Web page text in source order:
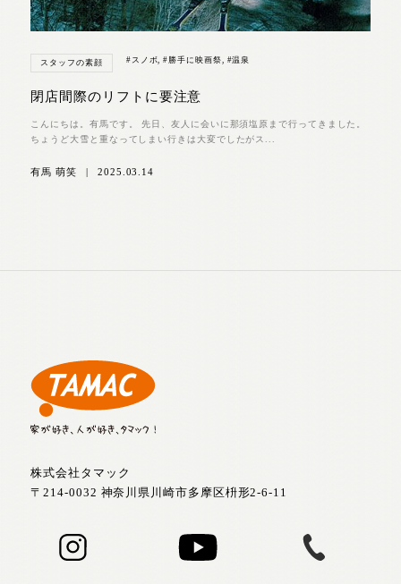
スタッフの素顔 #スノボ ,#勝手に映画祭 #温泉
閉店間際のリフトに要注意
こんにちは。有馬です。 先日、友人に会いに那須塩原まで行ってきました。
ちょうど大雪と重なってしまい行きは大変でしたがス...
有馬 萌笑 | 2025.03.14
株式会社タマック
〒214-0032 神奈川県川崎市多摩区枡形2-6-11